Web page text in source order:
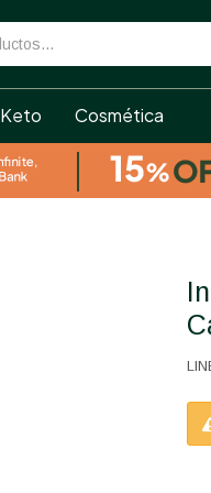
Keto Cosmética
Incienso Linea Hierbas Anís y